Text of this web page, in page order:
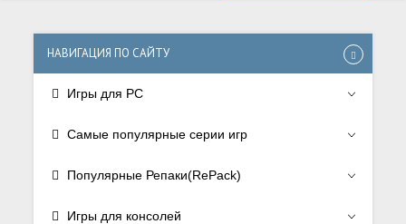
НАВИГАЦИЯ ПО САЙТУ
Игры для PC
Самые популярные серии игр
Популярные Репаки(RePack)
Игры для консолей